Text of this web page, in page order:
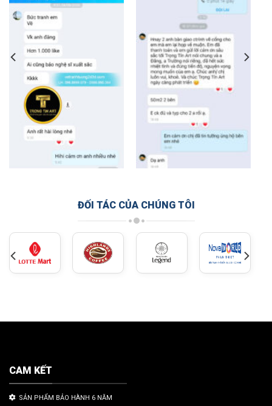
ĐỐI TÁC CỦA CHÚNG TÔI
CAM KẾT
SẢN PHẨM BẢO HÀNH 6 NĂM